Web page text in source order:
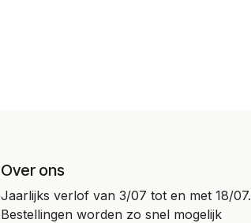
Over ons
Jaarlijks verlof van 3/07 tot en met 18/07.
Bestellingen worden zo snel mogelijk